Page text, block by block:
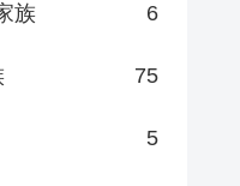
族 6
75
5